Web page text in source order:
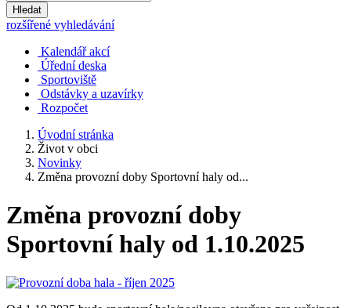
Hledat
rozšířené vyhledávání
Kalendář akcí
Úřední deska
Sportoviště
Odstávky a uzavírky
Rozpočet
Úvodní stránka
Život v obci
Novinky
Změna provozní doby Sportovní haly od...
Změna provozní doby
Sportovní haly od 1.10.2025